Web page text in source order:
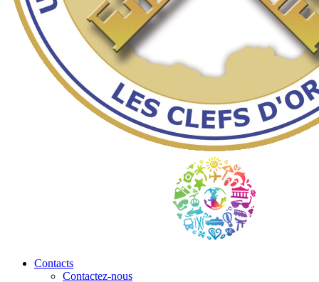
Contacts
Contactez-nous